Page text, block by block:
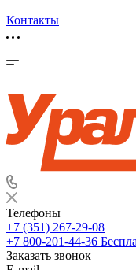
Контакты
Телефоны
+7 (351) 267-29-08
+7 800-201-44-36
Заказать звонок